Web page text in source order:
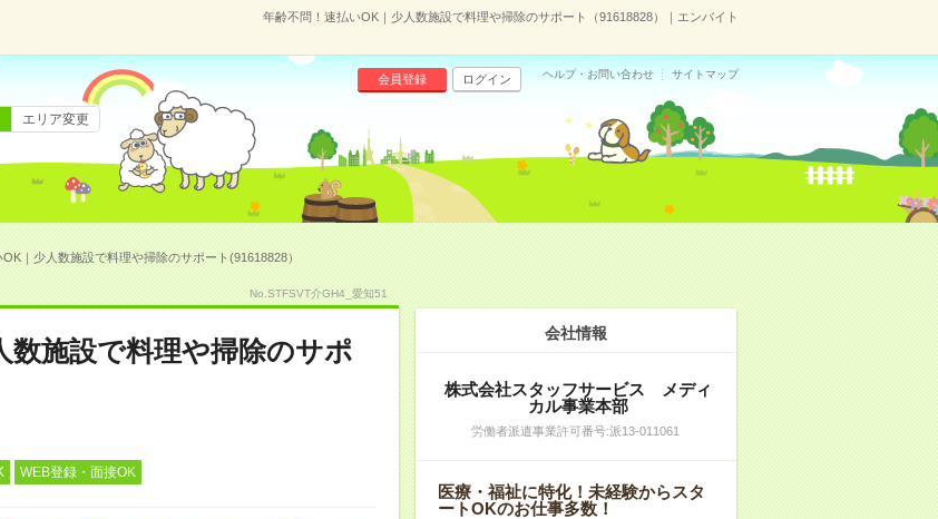
年齢不問！速払いOK｜少人数施設で料理や掃除のサポート（91618828）｜エンバイト
会員登録 ログイン ヘルプ・お問い合わせ サイトマップ
エリア変更
｜少人数施設で料理や掃除のサポート(91618828）
No.STFSVT介GH4_愛知51
数施設で料理や掃除のサポ
WEB登録・面接OK
会社情報
株式会社スタッフサービス メディ
カル事業本部
労働者派遣事業許可番号:派13-011061
医療・福祉に特化！未経験からスタ
ートOKのお仕事多数！